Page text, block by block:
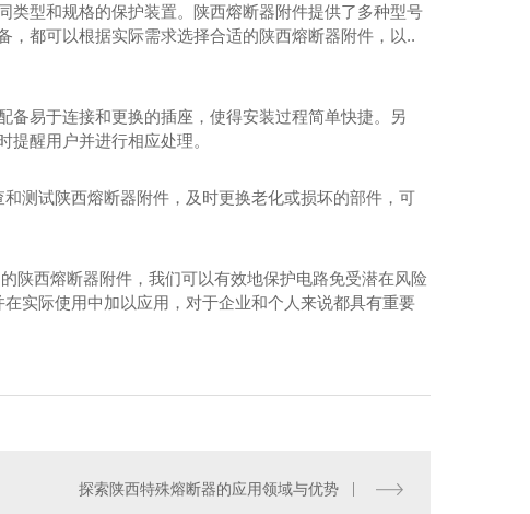
西安快速熔断器底座
类型和规格的保护装置。陕西熔断器附件提供了多种型号
都可以根据实际需求选择合适的陕西熔断器附件，以..
备易于连接和更换的插座，使得安装过程简单快捷。另
醒用户并进行相应处理。
测试陕西熔断器附件，及时更换老化或损坏的部件，可
陕西熔断器附件，我们可以有效地保护电路免受潜在风险
实际使用中加以应用，对于企业和个人来说都具有重要
探索陕西特殊熔断器的应用领域与优势